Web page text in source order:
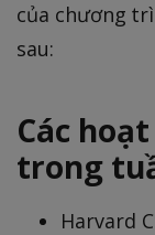
của chương
sau:
Các
trong
Harvard